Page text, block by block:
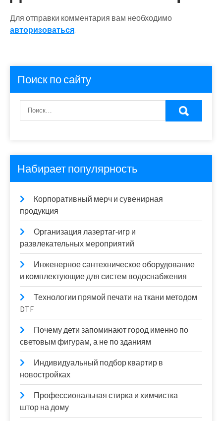
Для отправки комментария вам необходимо
авторизоваться.
Поиск по сайту
Набирает популярность
Корпоративный мерч и сувенирная
продукция
Организация лазертаг-игр и
развлекательных мероприятий
Инженерное сантехническое оборудование
и комплектующие для систем водоснабжения
Технологии прямой печати на ткани методом
DTF
Почему дети запоминают город именно по
световым фигурам, а не по зданиям
Индивидуальный подбор квартир в
новостройках
Профессиональная стирка и химчистка
штор на дому